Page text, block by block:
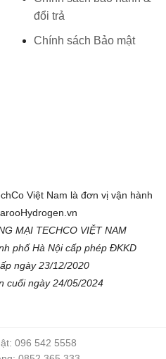
đổi trả
Chính sách Bảo mật
Việt Nam là đơn vị vận hành
MẠI TECHCO VIỆT NAM
phố Hà Nội cấp phép ĐKKD
ngày 23/12/2020
cuối ngày 24/05/2024
096 542 5558